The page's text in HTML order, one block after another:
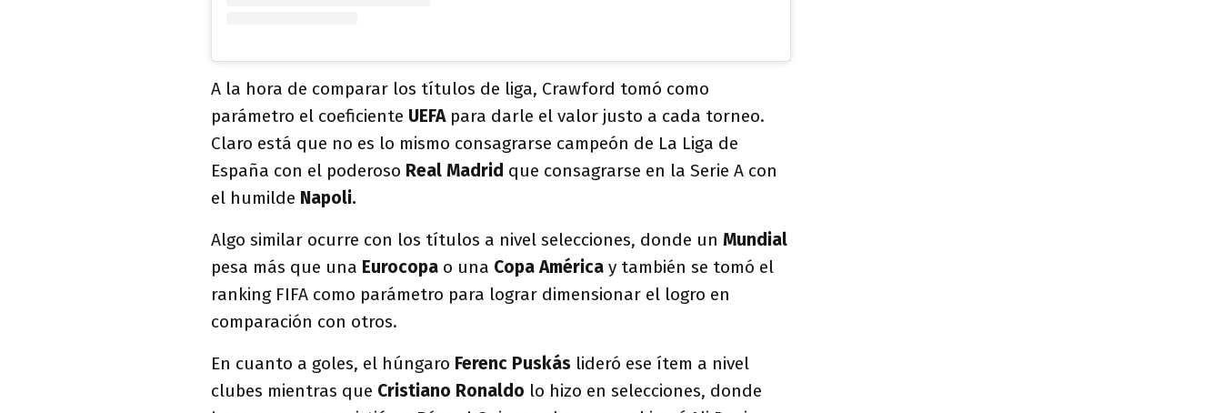
A la hora de comparar los títulos de liga, Crawford tomó como
parámetro el coeficiente UEFApara darle el valor justo a cada torneo.
Claro está que no es lo mismo consagrarse campeón de La Liga de
España con el poderoso Real Madrid que consagrarse en la Serie A con
el humilde Napoli.
Algo similar ocurre con los títulos a nivel selecciones, donde un Mundial
pesa más que una Eurocopa o una Copa América y también se tomó el
ranking FIFA como parámetro para lograr dimensionar el logro en
comparación con otros.
En cuanto a goles, el húngaro Ferenc Puskás lideró ese ítem a nivel
clubes mientras que Cristiano Ronaldo lo hizo en selecciones, donde